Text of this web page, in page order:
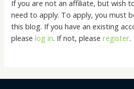
If you are not an affiliate, but wish
need to apply. To apply, you must
this blog. If you have an existing
pleaselog in. If not, pleaseregister.